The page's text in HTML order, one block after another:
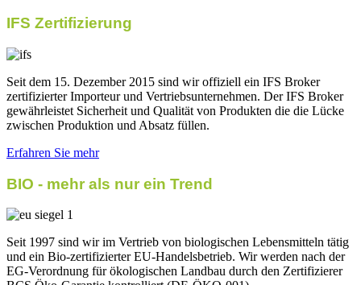
IFS Zertifizierung
Seit dem 15. Dezember 2015 sind wir offiziell ein IFS Broker
zertifizierter Importeur und Vertriebsunternehmen. Der IFS Broker
gewährleistet Sicherheit und Qualität von Produkten die die Lücke
zwischen Produktion und Absatz füllen.
Erfahren Sie mehr
BIO - mehr als nur ein Trend
Seit 1997 sind wir im Vertrieb von biologischen Lebensmitteln tätig
und ein Bio-zertifizierter EU-Handelsbetrieb. Wir werden nach der
EG-Verordnung für ökologischen Landbau durch den Zertifizierer